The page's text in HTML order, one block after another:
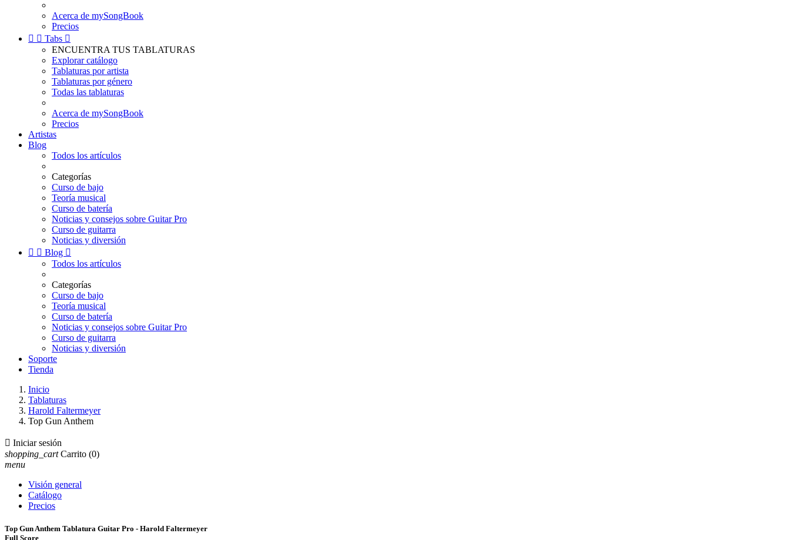
Acerca de mySongBook
Precios
  Tabs 
ENCUENTRA TUS TABLATURAS
Explorar catálogo
Tablaturas por artista
Tablaturas por género
Todas las tablaturas
Acerca de mySongBook
Precios
Artistas
Blog
Todos los artículos
Categorías
Curso de bajo
Teoría musical
Curso de batería
Noticias y consejos sobre Guitar Pro
Curso de guitarra
Noticias y diversión
  Blog 
Todos los artículos
Categorías
Curso de bajo
Teoría musical
Curso de batería
Noticias y consejos sobre Guitar Pro
Curso de guitarra
Noticias y diversión
Soporte
Tienda
Inicio
Tablaturas
Harold Faltermeyer
Top Gun Anthem
 Iniciar sesión
shopping_cart Carrito (0)
menu
Visión general
Catálogo
Precios
Top Gun Anthem Tablatura Guitar Pro - Harold Faltermeyer
Full Score